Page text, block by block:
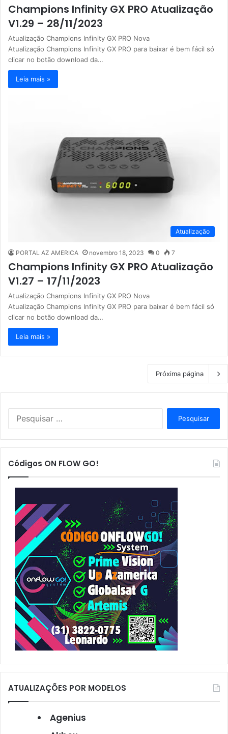
Champions Infinity GX PRO Atualização
V1.29 – 28/11/2023
Atualização Champions Infinity GX PRO Nova
Atualização Champions Infinity GX PRO para baixar é bem fácil só
clicar no botão download da…
Leia mais »
Atualização
PORTAL AZ AMERICA novembro 18, 2023 0 7
Champions Infinity GX PRO Atualização
V1.27 – 17/11/2023
Atualização Champions Infinity GX PRO Nova
Atualização Champions Infinity GX PRO para baixar é bem fácil só
clicar no botão download da…
Leia mais »
Próxima página
s
a
p
o
r
:
Códigos ON FLOW GO!
ATUALIZAÇÕES POR MODELOS
Agenius